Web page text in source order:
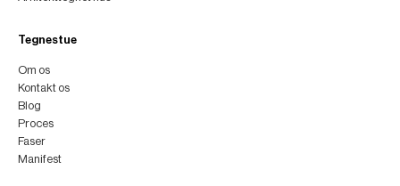
Tegnestue
Om os
Kontakt os
Blog
Proces
Faser
Manifest